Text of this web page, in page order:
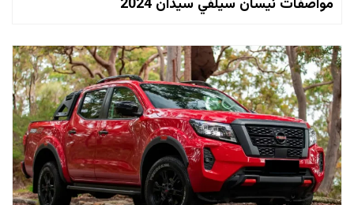
مواصفات نيسان سيلفي سيدان 2024